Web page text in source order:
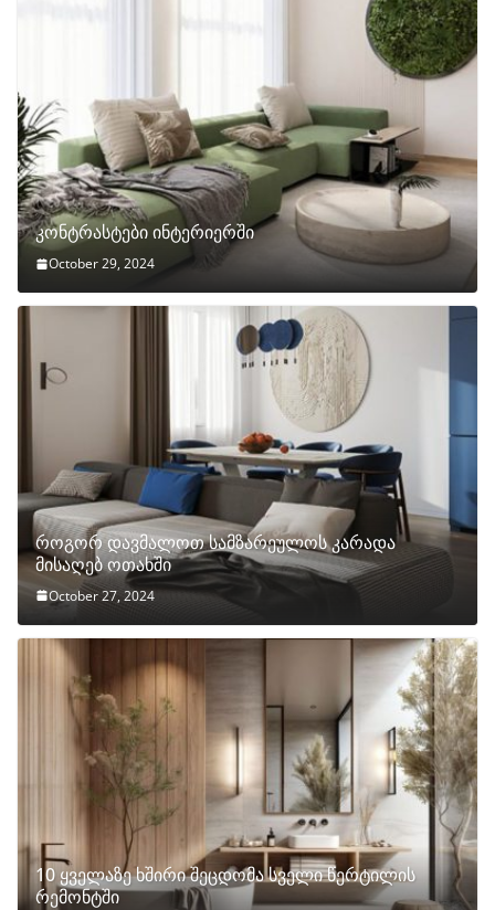
კონტრასტები ინტერიერში
October 29, 2024
როგორ დავმალოთ სამზარეულოს კარადა
მისაღებ ოთახში
October 27, 2024
10 ყველაზე ხშირი შეცდომა სველი წერტილის
რემონტში